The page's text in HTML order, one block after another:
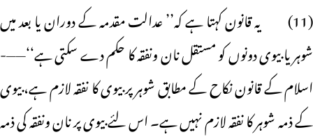
(11) یہ قانون کہتا ہے کہ’’ عدالت مقدمہ کے دوران یا بعد میں
شوہر یا بیوی دونوں کو مستقل نان ونفقہ کا حکم دے سکتی ہے‘‘——-
اسلام کے قانون نکاح کے مطابق شوہر پر بیوی کا نفقہ لازم ہے، بیوی
کے ذمہ شوہر کا نفقہ لازم نہیں ہے۔ اس لئے بیوی پر نان ونفقہ کی ذمہ